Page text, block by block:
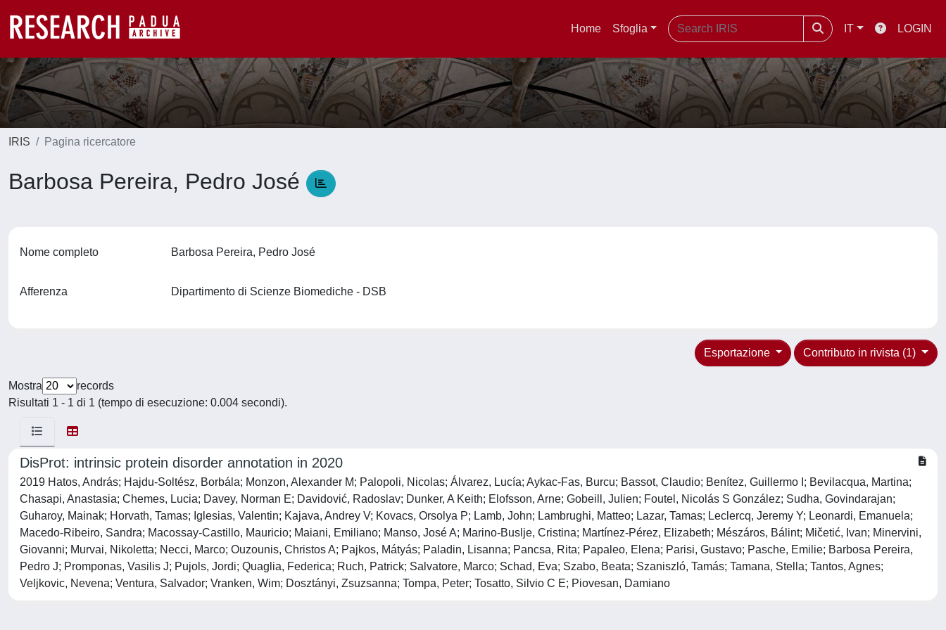
Home Sfoglia IT LOGIN
IRIS Pagina ricercatore
Barbosa Pereira, Pedro José
Nome completo Barbosa Pereira, Pedro José
Afferenza Dipartimento di Scienze Biomediche - DSB
Contributo in rivista (1)
Esportazione
Mostra
records
Risultati 1 - 1 di 1 (tempo di esecuzione: 0.004 secondi).
DisProt: intrinsic protein disorder annotation in 2020
2019 Hatos, András; Hajdu-Soltész, Borbála; Monzon, Alexander M; Palopoli, Nicolas; Álvarez, Lucía; Aykac-Fas, Burcu; Bassot, Claudio; Benítez, Guillermo I; Bevilacqua, Martina;
Chasapi, Anastasia; Chemes, Lucia; Davey, Norman E; Davidović, Radoslav; Dunker, A Keith; Elofsson, Arne; Gobeill, Julien; Foutel, Nicolás S González; Sudha, Govindarajan;
Guharoy, Mainak; Horvath, Tamas; Iglesias, Valentin; Kajava, Andrey V; Kovacs, Orsolya P; Lamb, John; Lambrughi, Matteo; Lazar, Tamas; Leclercq, Jeremy Y; Leonardi, Emanuela;
Macedo-Ribeiro, Sandra; Macossay-Castillo, Mauricio; Maiani, Emiliano; Manso, José A; Marino-Buslje, Cristina; Martínez-Pérez, Elizabeth; Mészáros, Bálint; Mičetić, Ivan; Minervini,
Giovanni; Murvai, Nikoletta; Necci, Marco; Ouzounis, Christos A; Pajkos, Mátyás; Paladin, Lisanna; Pancsa, Rita; Papaleo, Elena; Parisi, Gustavo; Pasche, Emilie; Barbosa Pereira,
Pedro J; Promponas, Vasilis J; Pujols, Jordi; Quaglia, Federica; Ruch, Patrick; Salvatore, Marco; Schad, Eva; Szabo, Beata; Szaniszló, Tamás; Tamana, Stella; Tantos, Agnes;
Veljkovic, Nevena; Ventura, Salvador; Vranken, Wim; Dosztányi, Zsuzsanna; Tompa, Peter; Tosatto, Silvio C E; Piovesan, Damiano